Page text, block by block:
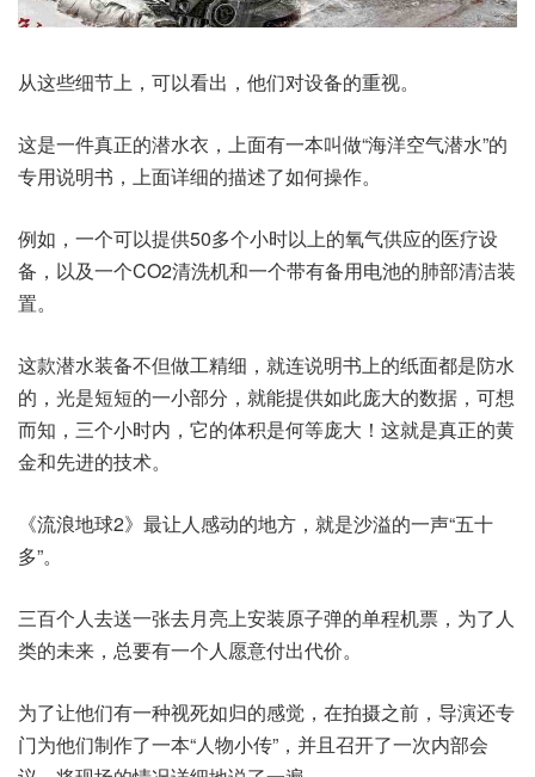
从这些细节上，可以看出，他们对设备的重视。
这是一件真正的潜水衣，上面有一本叫做“海洋空气潜水”的
专用说明书，上面详细的描述了如何操作。
例如，一个可以提供50多个小时以上的氧气供应的医疗设
备，以及一个CO2清洗机和一个带有备用电池的肺部清洁装
置。
这款潜水装备不但做工精细，就连说明书上的纸面都是防水
的，光是短短的一小部分，就能提供如此庞大的数据，可想
而知，三个小时内，它的体积是何等庞大！这就是真正的黄
金和先进的技术。
《流浪地球2》最让人感动的地方，就是沙溢的一声“五十
多”。
三百个人去送一张去月亮上安装原子弹的单程机票，为了人
类的未来，总要有一个人愿意付出代价。
为了让他们有一种视死如归的感觉，在拍摄之前，导演还专
门为他们制作了一本“人物小传”，并且召开了一次内部会